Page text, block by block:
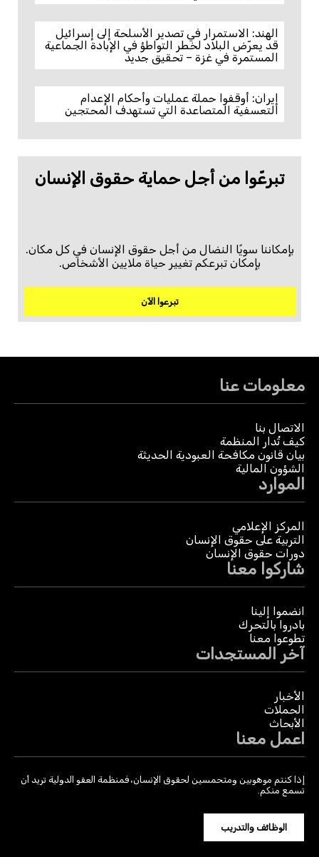
الهند: الاستمرار في تصدير الأسلحة إلى إسرائيل
قد يعرّض البلاد لخطر التواطؤ في الإبادة الجماعية
المستمرة في غزة – تحقيق جديد
إيران: أوقفوا حملة عمليات وأحكام الإعدام
التعسفية المتصاعدة التي تستهدف المحتجين
تبرعّوا من أجل حماية حقوق الإنسان
بإمكاننا سويًا النضال من أجل حقوق الإنسان في كل مكان.
بإمكان تبرعكم تغيير حياة ملايين الأشخاص.
تبرعوا الآن
معلومات عنا
الاتصال بنا
كيف تُدار المنظمة
بيان قانون مكافحة العبودية الحديثة
الشؤون المالية
الموارد
المركز الإعلامي
التربية على حقوق الإنسان
دورات حقوق الإنسان
شاركوا معنا
انضموا إلينا
بادروا بالتحرك
تطوعوا معنا
آخر المستجدات
الأخبار
الحملات
الأبحاث
اعمل معنا
إذا كنتم موهوبين ومتحمسين لحقوق الإنسان، فمنظمة العفو الدولية تريد أن
تسمع منكم.
الوظائف والتدريب